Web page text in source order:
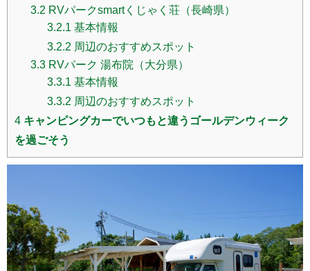
3.2 RVパークsmartくじゃく荘（長崎県）
3.2.1 基本情報
3.2.2 周辺のおすすめスポット
3.3 RVパーク 湯布院（大分県）
3.3.1 基本情報
3.3.2 周辺のおすすめスポット
4 キャンピングカーでいつもと違うゴールデンウィーク
を過ごそう